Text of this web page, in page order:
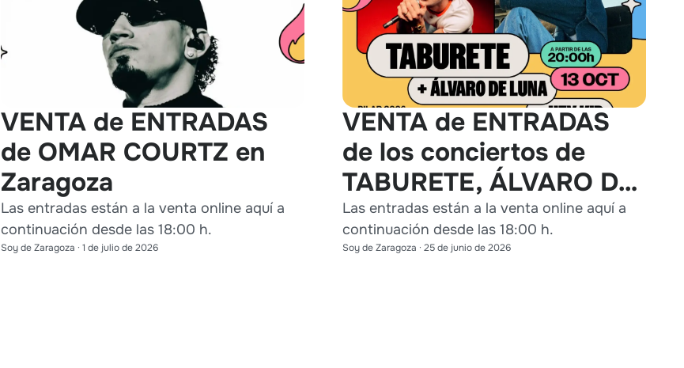
VENTA de ENTRADAS
de OMAR COURTZ en
Zaragoza
Las entradas están a la venta online aquí a
continuación desde las 18:00 h.
Soy de Zaragoza · 1 de julio de 2026
VENTA de ENTRADAS
de los conciertos de
TABURETE, ÁLVARO DE
LUNA y HEY KID en
Zaragoza
Las entradas están a la venta online aquí a
continuación desde las 18:00 h.
Soy de Zaragoza · 25 de junio de 2026